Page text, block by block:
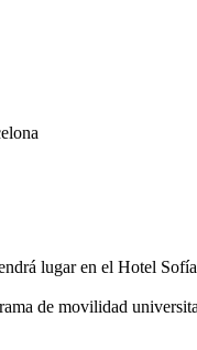
lugar en el Hotel
de movilidad